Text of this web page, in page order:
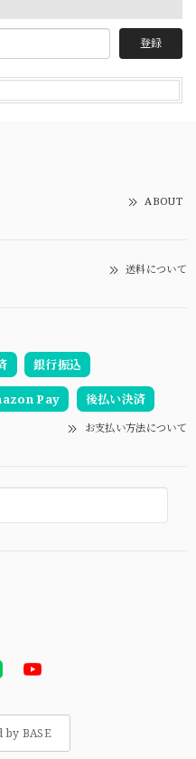
登録
ABOUT
送料について
銀行振込
Pay 後払い決済
お支払い方法について
by BASE